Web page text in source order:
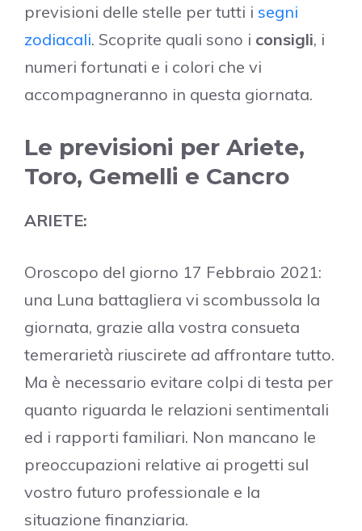
previsioni delle stelle per tutti i segni
zodiacali. Scoprite quali sono i consigli, i
numeri fortunati e i colori che vi
accompagneranno in questa giornata.
Le previsioni per Ariete,
Toro, Gemelli e Cancro
ARIETE:
Oroscopo del giorno 17 Febbraio 2021:
una Luna battagliera vi scombussola la
giornata, grazie alla vostra consueta
temerarietà riuscirete ad affrontare tutto.
Ma è necessario evitare colpi di testa per
quanto riguarda le relazioni sentimentali
ed i rapporti familiari. Non mancano le
preoccupazioni relative ai progetti sul
vostro futuro professionale e la
situazione finanziaria.